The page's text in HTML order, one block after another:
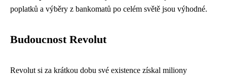
poplatků a výběry z bankomatů po celém světě jsou výhodné.
Budoucnost Revolut
Revolut si za krátkou dobu své existence získal miliony